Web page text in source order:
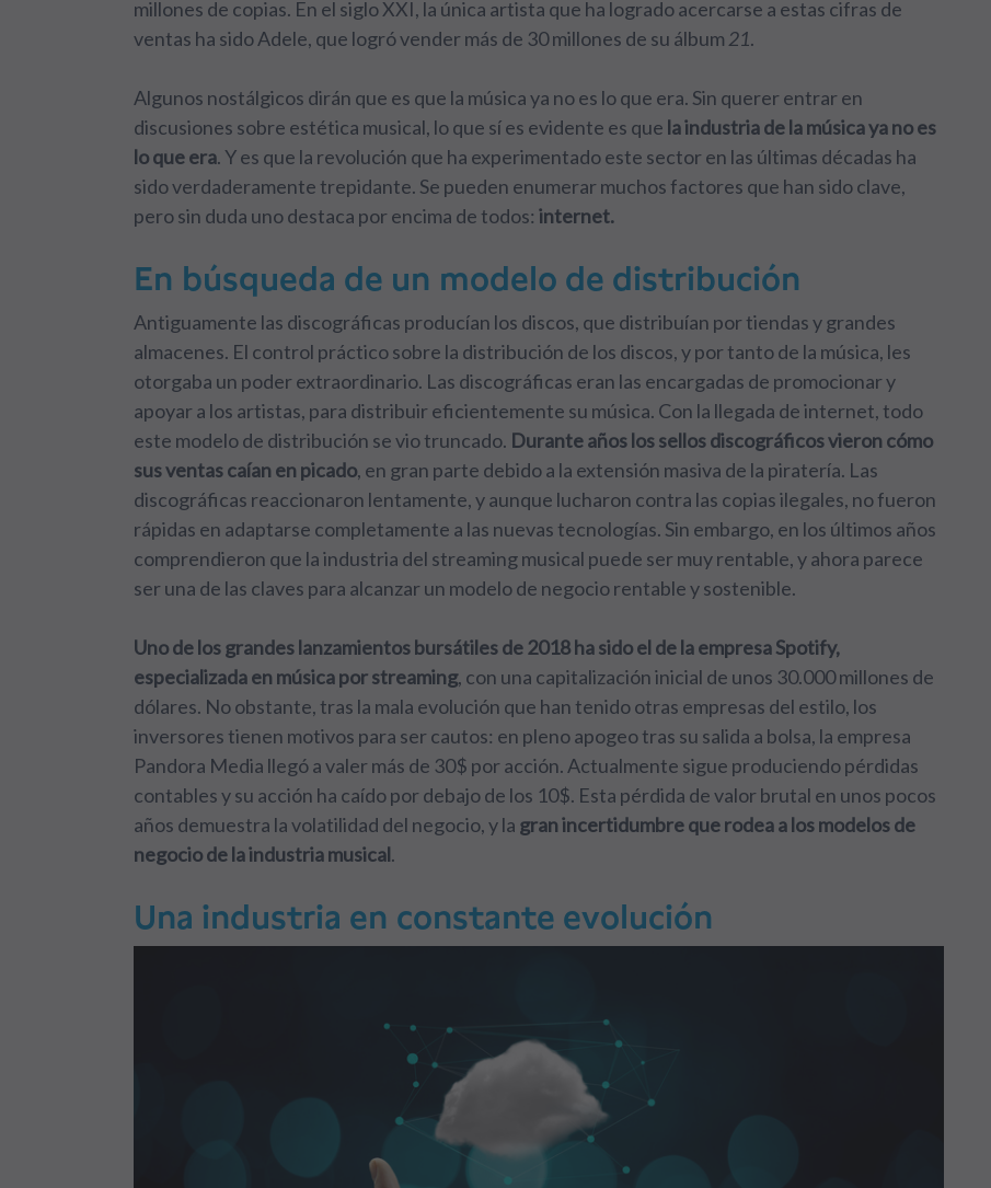
millones de copias. En el siglo XXI, la única artista que ha logrado acercarse a estas cifras de
ventas ha sido Adele, que logró vender más de 30 millones de su álbum 21.
Algunos nostálgicos dirán que es que la música ya no es lo que era. Sin querer entrar en
discusiones sobre estética musical, lo que sí es evidente es que la industria de la música ya no es
lo que era. Y es que la revolución que ha experimentado este sector en las últimas décadas ha
sido verdaderamente trepidante. Se pueden enumerar muchos factores que han sido clave,
pero sin duda uno destaca por encima de todos: internet.
En búsqueda de un modelo de distribución
Antiguamente las discográficas producían los discos, que distribuían por tiendas y grandes
almacenes. El control práctico sobre la distribución de los discos, y por tanto de la música, les
otorgaba un poder extraordinario. Las discográficas eran las encargadas de promocionar y
apoyar a los artistas, para distribuir eficientemente su música. Con la llegada de internet, todo
este modelo de distribución se vio truncado. Durante años los sellos discográficos vieron cómo
sus ventas caían en picado, en gran parte debido a la extensión masiva de la piratería. Las
discográficas reaccionaron lentamente, y aunque lucharon contra las copias ilegales, no fueron
rápidas en adaptarse completamente a las nuevas tecnologías. Sin embargo, en los últimos años
comprendieron que la industria del streaming musical puede ser muy rentable, y ahora parece
ser una de las claves para alcanzar un modelo de negocio rentable y sostenible.
Uno de los grandes lanzamientos bursátiles de 2018 ha sido el de la empresa Spotify,
especializada en música por streaming, con una capitalización inicial de unos 30.000 millones de
dólares. No obstante, tras la mala evolución que han tenido otras empresas del estilo, los
inversores tienen motivos para ser cautos: en pleno apogeo tras su salida a bolsa, la empresa
Pandora Media llegó a valer más de 30$ por acción. Actualmente sigue produciendo pérdidas
contables y su acción ha caído por debajo de los 10$. Esta pérdida de valor brutal en unos pocos
años demuestra la volatilidad del negocio, y la gran incertidumbre que rodea a los modelos de
negocio de la industria musical.
Una industria en constante evolución